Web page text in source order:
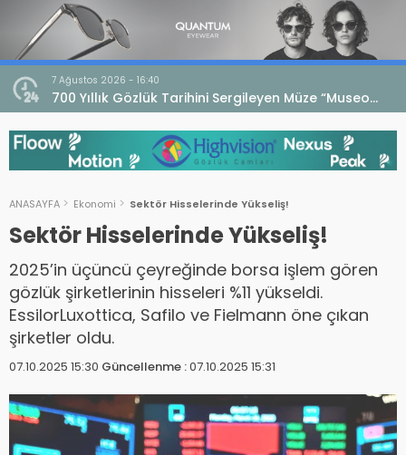
7 Ağustos 2026 - 16:40
700 Yıllık Gözlük Tarihini Sergileyen Müze “Museo
dell’Occhiale”
ANASAYFA Ekonomi Sektör Hisselerinde Yükseliş!
Sektör Hisselerinde Yükseliş!
2025’in üçüncü çeyreğinde borsa işlem gören
gözlük şirketlerinin hisseleri %11 yükseldi.
EssilorLuxottica, Safilo ve Fielmann öne çıkan
şirketler oldu.
07.10.2025 15:30 Güncellenme :07.10.2025 15:31